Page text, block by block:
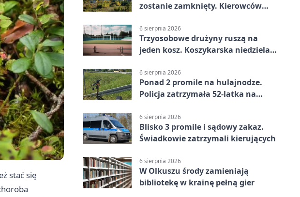
stać się
zostanie zamknięty. Kierowców
6 sierpnia 2026
Trzyosobowe drużyny ruszą na
jeden kosz. Koszykarska niedziela
6 sierpnia 2026
Ponad 2 promile na hulajnodze.
Policja zatrzymała 52-latka na
6 sierpnia 2026
Blisko 3 promile i sądowy zakaz.
Świadkowie zatrzymali kierujących
6 sierpnia 2026
W Olkuszu środy zamieniają
bibliotekę w krainę pełną gier